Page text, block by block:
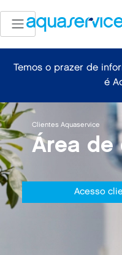
Temos o prazer de
é
Clientes Aquaservice
Área de
Acesso